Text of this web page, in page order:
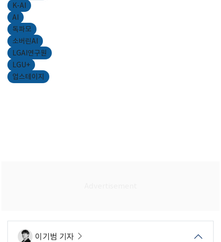
K-AI
AI
독파모
소버린AI
LGAI연구원
LGU+
업스테이지
이기범 기자